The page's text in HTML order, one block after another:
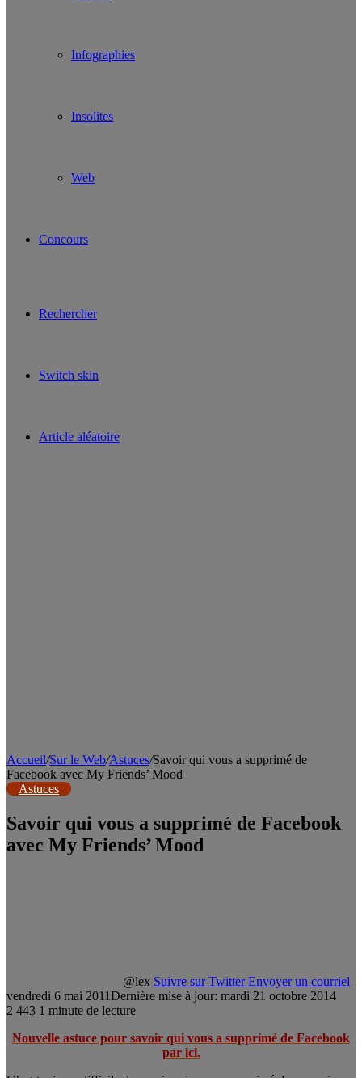
Infographies
Insolites
Web
Concours
Rechercher
Switch skin
Article aléatoire
Accueil/Sur le Web/Astuces/Savoir qui vous a supprimé de
Facebook avec My Friends’ Mood
Astuces
Savoir qui vous a supprimé de Facebook
avec My Friends’ Mood
@lex Suivre sur Twitter Envoyer un courriel
vendredi 6 mai 2011Dernière mise à jour: mardi 21 octobre 2014
2 443 1 minute de lecture
Nouvelle astuce pour savoir qui vous a supprimé de Facebook
par ici.